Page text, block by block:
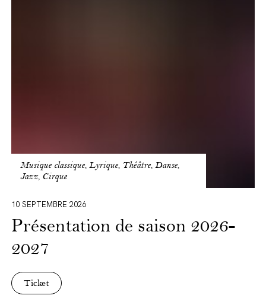
Musique classique, Lyrique, Théâtre, Danse,
Jazz, Cirque
10 SEPTEMBRE 2026
Présentation de saison 2026-
2027
Ticket